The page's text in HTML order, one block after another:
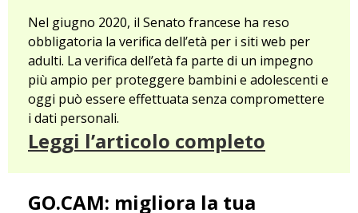
Nel giugno 2020, il Senato francese ha reso
obbligatoria la verifica dell’età per i siti web per
adulti. La verifica dell’età fa parte di un impegno
più ampio per proteggere bambini e adolescenti e
oggi può essere effettuata senza compromettere
i dati personali.
Leggi l’articolo completo
GO.CAM: migliora la tua